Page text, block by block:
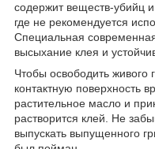
содержит веществ-убийц
где не рекомендуется
Специальная
высыхание клея и
Чтобы освободить живого
контактную поверхность
растительное масло и
растворится клей. Не
выпускать выпущенного